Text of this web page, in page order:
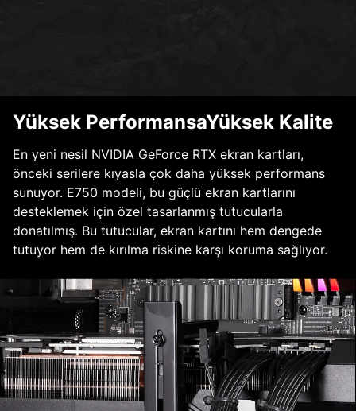
Yüksek PerformansaYüksek Kalite
En yeni nesil NVIDIA GeForce RTX ekran kartları,
önceki serilere kıyasla çok daha yüksek performans
sunuyor. E750 modeli, bu güçlü ekran kartlarını
desteklemek için özel tasarlanmış tutucularla
donatılmış. Bu tutucular, ekran kartını hem dengede
tutuyor hem de kırılma riskine karşı koruma sağlıyor.